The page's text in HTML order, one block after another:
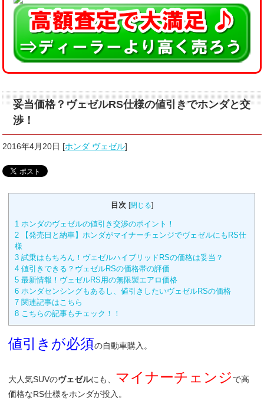
妥当価格？ヴェゼルRS仕様の値引きでホンダと交
渉！
2016年4月20日 [ホンダ ヴェゼル]
目次 [閉じる]
1 ホンダのヴェゼルの値引き交渉のポイント！
2 【発売日と納車】ホンダがマイナーチェンジでヴェゼルにもRS仕
様
3 試乗はもちろん！ヴェゼルハイブリッドRSの価格は妥当？
4 値引きできる？ヴェゼルRSの価格帯の評価
5 最新情報！ヴェゼルRS用の無限製エアロ価格
6 ホンダセンシングもあるし、値引きしたいヴェゼルRSの価格
7 関連記事はこちら
8 こちらの記事もチェック！！
値引きが必須の自動車購入。
大人気SUVのヴェゼルにも、 マイナーチェンジ で高
価格なRS仕様をホンダが投入。